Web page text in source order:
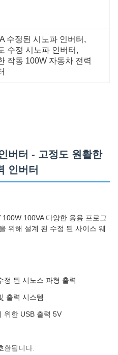
수정된 시노파 인버터 ,
수정 시노파 인버터 ,
작동 100W 자동차 전력
버터 - 고정도 원활한
인버터
100VA 다양한 응용 프로그
위해 설계 된 수정 된 사이스 웨
정 된 시노스 파형 출력
출력 시스템
위한 USB 출력 5V
환됩니다.